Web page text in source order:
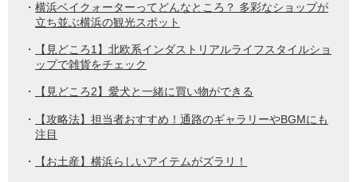
横浜ベイクォーターってどんなところ？ 多彩なショップが
立ち並ぶ横浜の観光スポット
【見どころ1】北欧系インダストリアルライフスタイルショ
ップで雑貨をチェック
【見どころ2】愛犬と一緒に買い物ができる
【攻略法】担当者おすすめ！通路のギャラリーやBGMにも
注目
【お土産】横浜らしいアイテムがズラリ！